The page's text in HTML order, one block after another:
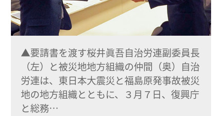
▲要請書を渡す桜井眞吾自治労連副委員長
（左）と被災地地方組織の仲間（奥）自治
労連は、東日本大震災と福島原発事故被災
地の地方組織とともに、３月７日、復興庁
と総務…